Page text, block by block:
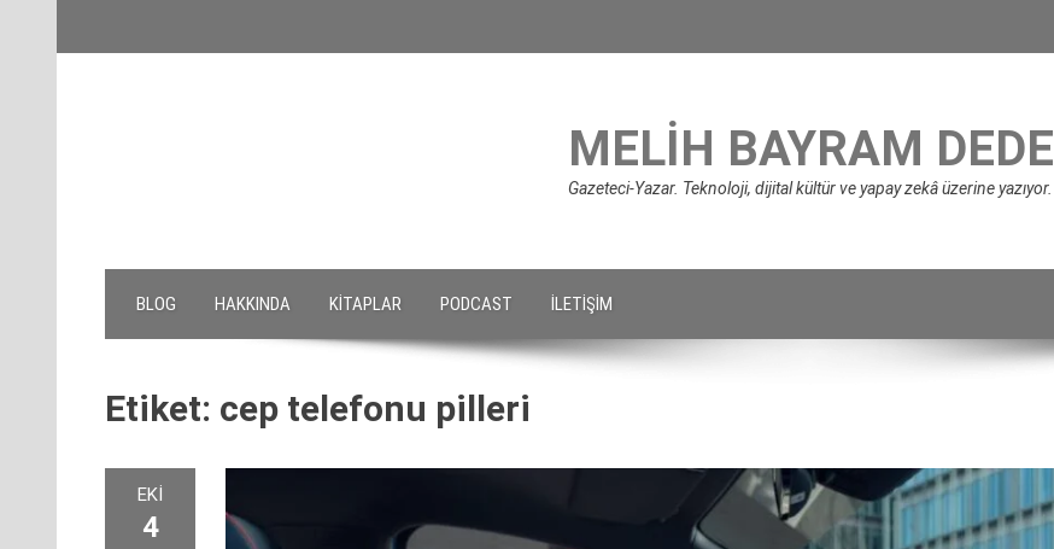
MELIH BAYRAM DEDE
Gazeteci-Yazar. Teknoloji, dijital kültür ve yapay zekâ üzerine yazıyor.
BLOG HAKKINDA KITAPLAR PODCAST İLETIŞIM
Etiket: cep telefonu pilleri
EKI
4